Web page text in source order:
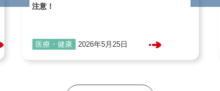
注意！
医療・健康 2026年5月25日